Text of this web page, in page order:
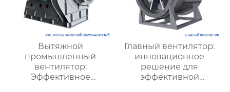
Вытяжной
промышленный
вентилятор:
Эффективное
Главный вентилятор:
инновационное
решение для
эффективной